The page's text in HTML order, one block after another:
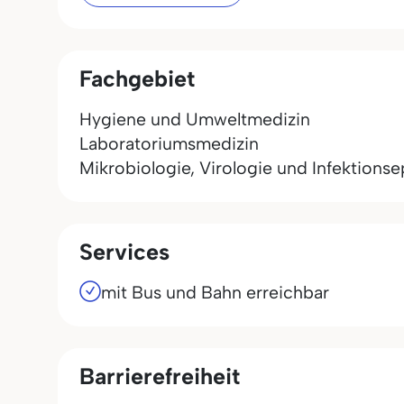
Fachgebiet
Hygiene und Umweltmedizin
Laboratoriumsmedizin
Mikrobiologie, Virologie und
Services
mit Bus und Bahn erreichbar
Barrierefreiheit